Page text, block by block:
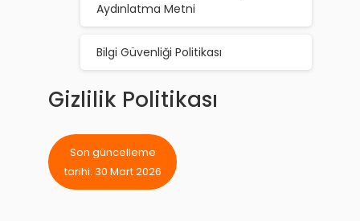
Aydınlatma Metni
Bilgi Güvenliği Politikası
Gizlilik Politikası
Son güncelleme
tarihi: 30 Mart 2026